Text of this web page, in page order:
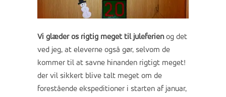
Vi glæder os rigtig meget til juleferienog det
ved jeg, at eleverne også gør, selvom de
kommer til at savne hinanden rigtigt meget!
der vil sikkert blive talt meget om de
forestående ekspeditioner i starten af januar,